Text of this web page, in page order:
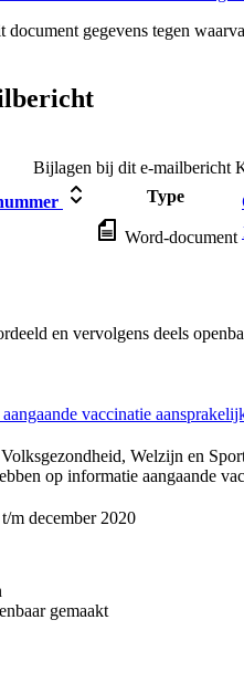
gegevens tegen
Bijlagen bij dit e-mailbericht
Type
Word-document
en vervolgens deels
vaccinatie
Welzijn en
op informatie aangaande
m december 2020
gemaakt